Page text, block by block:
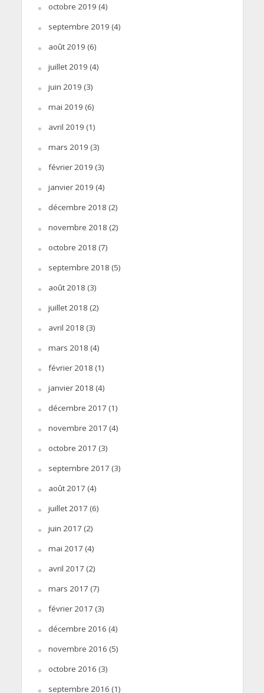
octobre 2019 (4)
septembre 2019 (4)
août 2019 (6)
juillet 2019 (4)
juin 2019 (3)
mai 2019 (6)
avril 2019 (1)
mars 2019 (3)
février 2019 (3)
janvier 2019 (4)
décembre 2018 (2)
novembre 2018 (2)
octobre 2018 (7)
septembre 2018 (5)
août 2018 (3)
juillet 2018 (2)
avril 2018 (3)
mars 2018 (4)
février 2018 (1)
janvier 2018 (4)
décembre 2017 (1)
novembre 2017 (4)
octobre 2017 (3)
septembre 2017 (3)
août 2017 (4)
juillet 2017 (6)
juin 2017 (2)
mai 2017 (4)
avril 2017 (2)
mars 2017 (7)
février 2017 (3)
décembre 2016 (4)
novembre 2016 (5)
octobre 2016 (3)
septembre 2016 (1)